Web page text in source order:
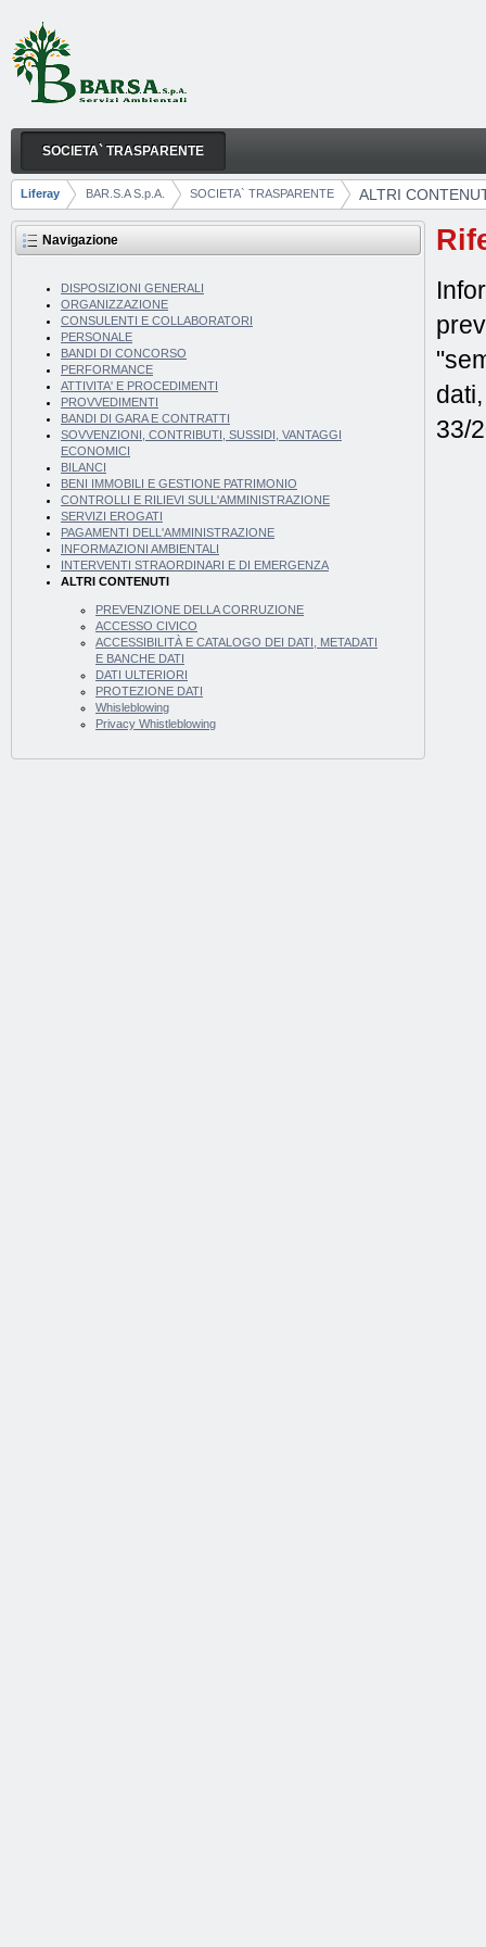
Salta al contenuto
ALTRI CONTENUTI
Navigazione
SOCIETA` TRASPARENTE
Breadcrumb
Liferay BAR.S.A S.p.A. SOCIETA` TRASPARENTE ALTRI
Navigazione
DISPOSIZIONI GENERALI
ORGANIZZAZIONE
CONSULENTI E COLLABORATORI
PERSONALE
BANDI DI CONCORSO
PERFORMANCE
ATTIVITA' E PROCEDIMENTI
PROVVEDIMENTI
BANDI DI GARA E CONTRATTI
SOVVENZIONI, CONTRIBUTI, SUSSIDI, VANTAGGI
ECONOMICI
BILANCI
BENI IMMOBILI E GESTIONE PATRIMONIO
CONTROLLI E RILIEVI SULL'AMMINISTRAZIONE
SERVIZI EROGATI
PAGAMENTI DELL'AMMINISTRAZIONE
INFORMAZIONI AMBIENTALI
INTERVENTI STRAORDINARI E DI EMERGENZA
ALTRI CONTENUTI
PREVENZIONE DELLA CORRUZIONE
ACCESSO CIVICO
ACCESSIBILITÀ E CATALOGO DEI DATI, METADATI
E BANCHE DATI
DATI ULTERIORI
PROTEZIONE DATI
Whisleblowing
Privacy Whistleblowing
33/